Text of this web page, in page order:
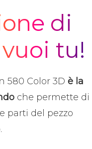
di
tu!
580 Color 3D è la
che permette di
parti del pezzo